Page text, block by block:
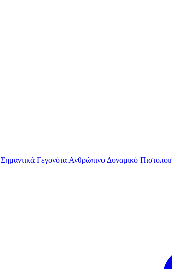
Σημαντικά Γεγονότα Ανθρώπινο Δυναμικό